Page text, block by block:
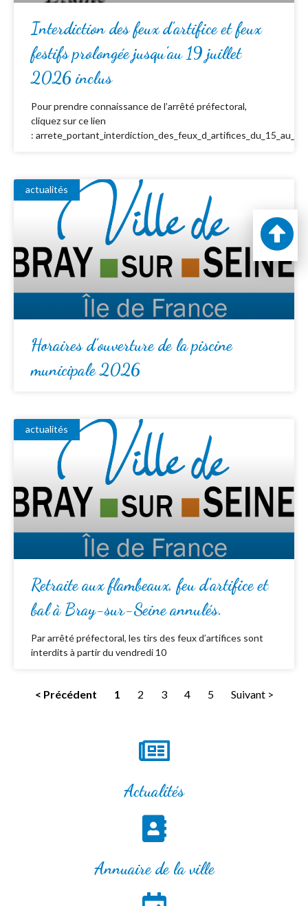
Interdiction des feux d’artifice et feux
festifs prolongée jusqu’au 19 juillet
2026 inclus
Pour prendre connaissance de l’arrêté préfectoral,
cliquez sur ce lien
:
actualités
Horaires d’ouverture de la piscine
municipale 2026
actualités
Retraite aux flambeaux, feu d’artifice et
bal à Bray-sur-Seine annulés.
Par arrêté préfectoral, les tirs des feux d’artifices sont
interdits à partir du vendredi 10
< Précédent 1 2 3 4 5 Suivant >
Actualités
Annuaire de la ville